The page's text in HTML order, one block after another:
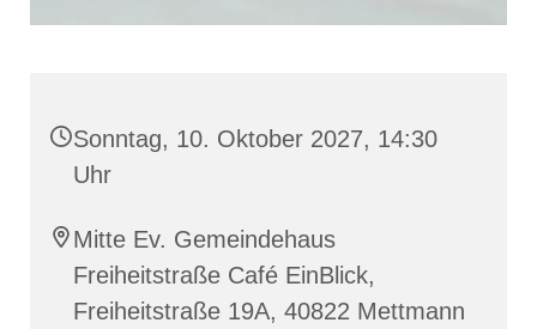
Sonntag, 10. Oktober 2027, 14:30
Uhr
Mitte Ev. Gemeindehaus
Freiheitstraße Café EinBlick,
Freiheitstraße 19A, 40822 Mettmann